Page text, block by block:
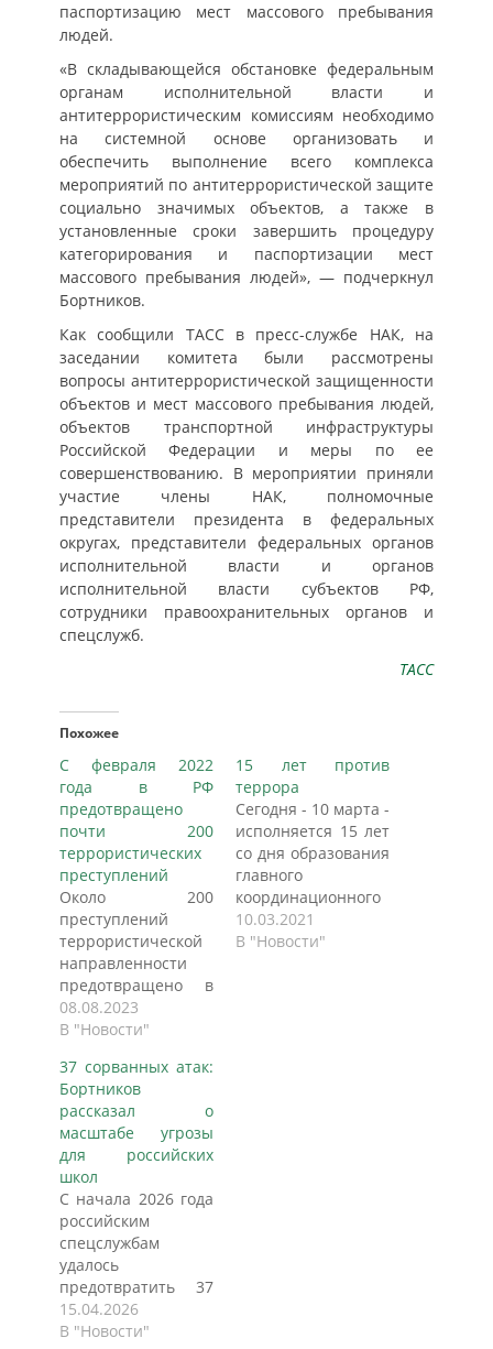
паспортизацию мест массового пребывания
людей.
«В складывающейся обстановке федеральным
органам исполнительной власти и
антитеррористическим комиссиям необходимо
на системной основе организовать и
обеспечить выполнение всего комплекса
мероприятий по антитеррористической защите
социально значимых объектов, а также в
установленные сроки завершить процедуру
категорирования и паспортизации мест
массового пребывания людей», — подчеркнул
Бортников.
Как сообщили ТАСС в пресс-службе НАК, на
заседании комитета были рассмотрены
вопросы антитеррористической защищенности
объектов и мест массового пребывания людей,
объектов транспортной инфраструктуры
Российской Федерации и меры по ее
совершенствованию. В мероприятии приняли
участие члены НАК, полномочные
представители президента в федеральных
округах, представители федеральных органов
исполнительной власти и органов
исполнительной власти субъектов РФ,
сотрудники правоохранительных органов и
спецслужб.
ТАСС
Похожее
С февраля 2022
года в РФ
предотвращено
почти 200
террористических
преступлений
Около 200
преступлений
террористической
направленности
предотвращено в
России с февраля
минувшего года, в
случаев их
готовили молодые
люди, сообщает
Национальный
антитеррористический
комитет (НАК),
пишет Интерфакс.
"С февраля
прошлого года в
стране
предотвращено 188
преступлений
террористической
08.08.2023
В "Новости"
15 лет против
террора
Сегодня - 10 марта -
исполняется 15 лет
со дня образования
главного
координационного
органа по борьбе с
терроризмом -
10.03.2021
В "Новости"
37 сорванных атак:
Бортников
рассказал о
масштабе угрозы
для российских
школ
С начала 2026 года
российским
спецслужбам
удалось
предотвратить 37
вооруженных
нападений на
15.04.2026
В "Новости"